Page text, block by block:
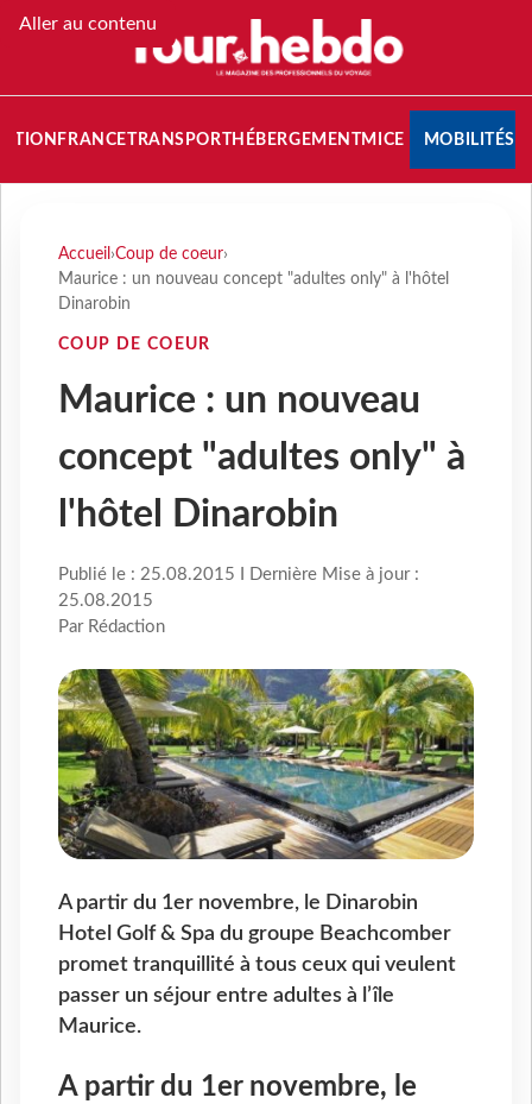
Aller au contenu
FRANCETRANSPORT HÉBERGEMENTMICE MOBILITÉS
Accueil ›Coup de coeur›
Maurice : un nouveau concept "adultes only" à l'hôtel
Dinarobin
COUP DE COEUR
Maurice : un nouveau
concept "adultes only" à
l'hôtel Dinarobin
Publié le : 25.08.2015 I Dernière Mise à jour :
25.08.2015
Par Rédaction
A partir du 1er novembre, le Dinarobin
Hotel Golf & Spa du groupe Beachcomber
promet tranquillité à tous ceux qui veulent
passer un séjour entre adultes à l’île
Maurice.
A partir du 1er novembre, le